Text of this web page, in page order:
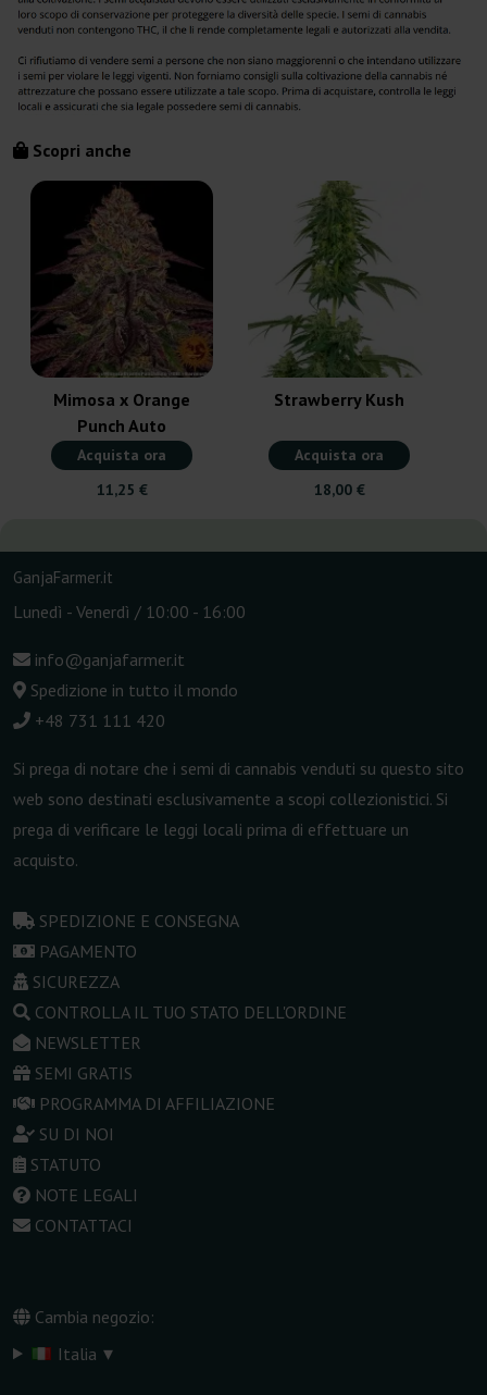
Scopri anche
Mimosa x Orange
Punch Auto
Acquista ora
11,25 €
Strawberry Kush
Acquista ora
18,00 €
GanjaFarmer.it
Lunedì - Venerdì / 10:00 - 16:00
info@ganjafarmer.it
Spedizione in tutto il mondo
+48 731 111 420
Si prega di notare che i semi di cannabis venduti su questo sito
web sono destinati esclusivamente a scopi collezionistici. Si
prega di verificare le leggi locali prima di effettuare un
acquisto.
SPEDIZIONE E CONSEGNA
PAGAMENTO
SICUREZZA
CONTROLLA IL TUO STATO DELL'ORDINE
NEWSLETTER
SEMI GRATIS
PROGRAMMA DI AFFILIAZIONE
SU DI NOI
STATUTO
NOTE LEGALI
CONTATTACI
Cambia negozio:
Italia ▾